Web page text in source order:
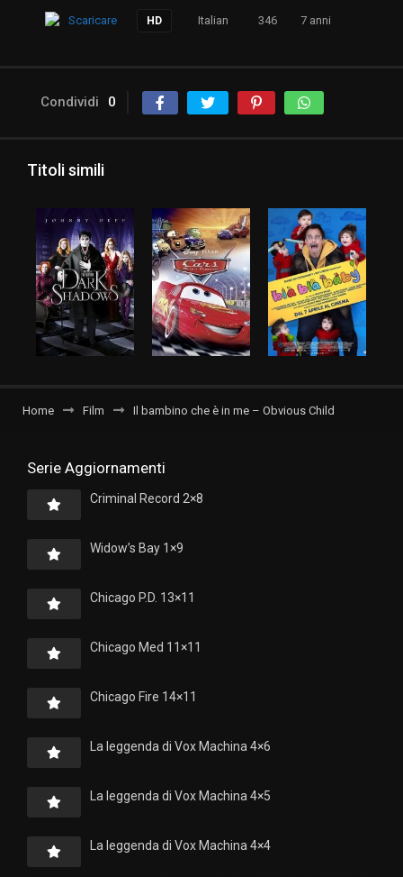
Scaricare HD Italian 346 7 anni
Condividi 0
Titoli simili
Home Film Il bambino che è in me – Obvious Child
Serie Aggiornamenti
Criminal Record 2×8
Widow’s Bay 1×9
Chicago P.D. 13×11
Chicago Med 11×11
Chicago Fire 14×11
La leggenda di Vox Machina 4×6
La leggenda di Vox Machina 4×5
La leggenda di Vox Machina 4×4